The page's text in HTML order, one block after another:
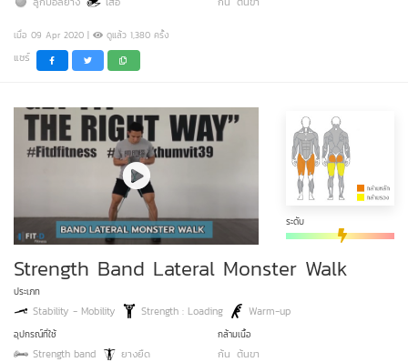
เมื่อ 09 Apr 2020 | ดูแล้ว 1,380 ครั้ง
แชร์
ระดับ
Strength Band Lateral Monster Walk
ประเภท
Stability - Mobility Strength : Loading Warm-up
อุปกรณ์ที่ใช้
Strength band ยางยืด
กล้ามเนื้อ
ก้น ต้นขา